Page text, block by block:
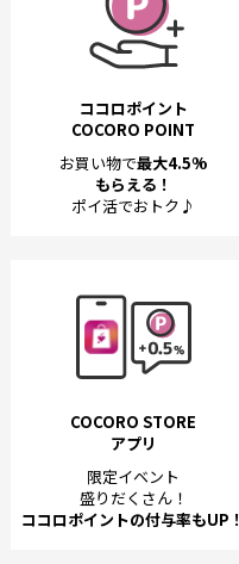
ココロポイント
COCORO POINT
お買い物で最大4.5%
もらえる！
ポイ活でおトク♪
COCORO STORE
アプリ
限定イベント
盛りだくさん！
ココロポイントの付与率もUP！